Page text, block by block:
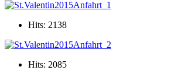
Hits: 2138
Hits: 2085